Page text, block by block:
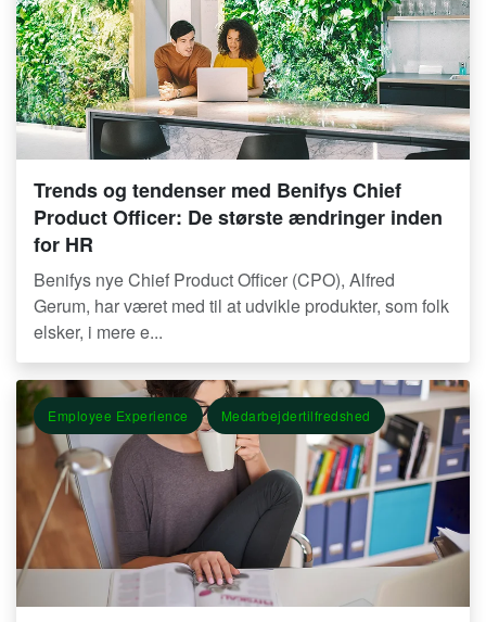
Trends og tendenser med Benifys Chief
Product Officer: De største ændringer inden
for HR
Benifys nye Chief Product Officer (CPO), Alfred
Gerum, har været med til at udvikle produkter, som folk
elsker, i mere e...
Employee Experience Medarbejdertilfredshed